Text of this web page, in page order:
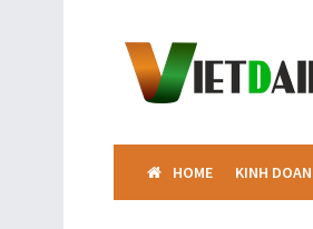
HOME KINH